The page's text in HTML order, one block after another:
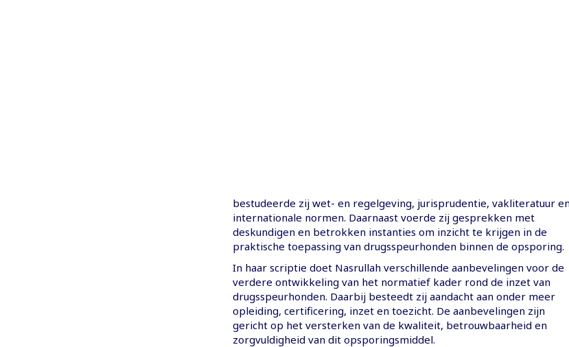
bestudeerde zij wet- en regelgeving, jurisprudentie, vakliteratuur en
internationale normen. Daarnaast voerde zij gesprekken met
deskundigen en betrokken instanties om inzicht te krijgen in de
praktische toepassing van drugsspeurhonden binnen de opsporing.
In haar scriptie doet Nasrullah verschillende aanbevelingen voor de
verdere ontwikkeling van het normatief kader rond de inzet van
drugsspeurhonden. Daarbij besteedt zij aandacht aan onder meer
opleiding, certificering, inzet en toezicht. De aanbevelingen zijn
gericht op het versterken van de kwaliteit, betrouwbaarheid en
zorgvuldigheid van dit opsporingsmiddel.